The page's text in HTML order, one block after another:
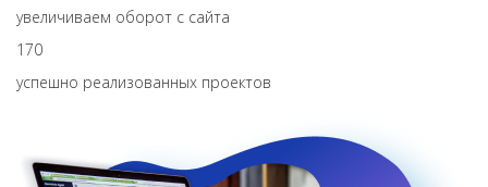
увеличиваем оборот с сайта
170
успешно реализованных проектов